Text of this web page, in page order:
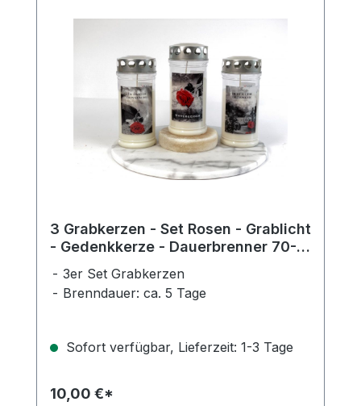
3 Grabkerzen - Set Rosen - Grablicht
- Gedenkkerze - Dauerbrenner 70-
3er Set Grabkerzen
Brenndauer: ca. 5 Tage
Sofort verfügbar, Lieferzeit: 1-3 Tage
10,00 €*